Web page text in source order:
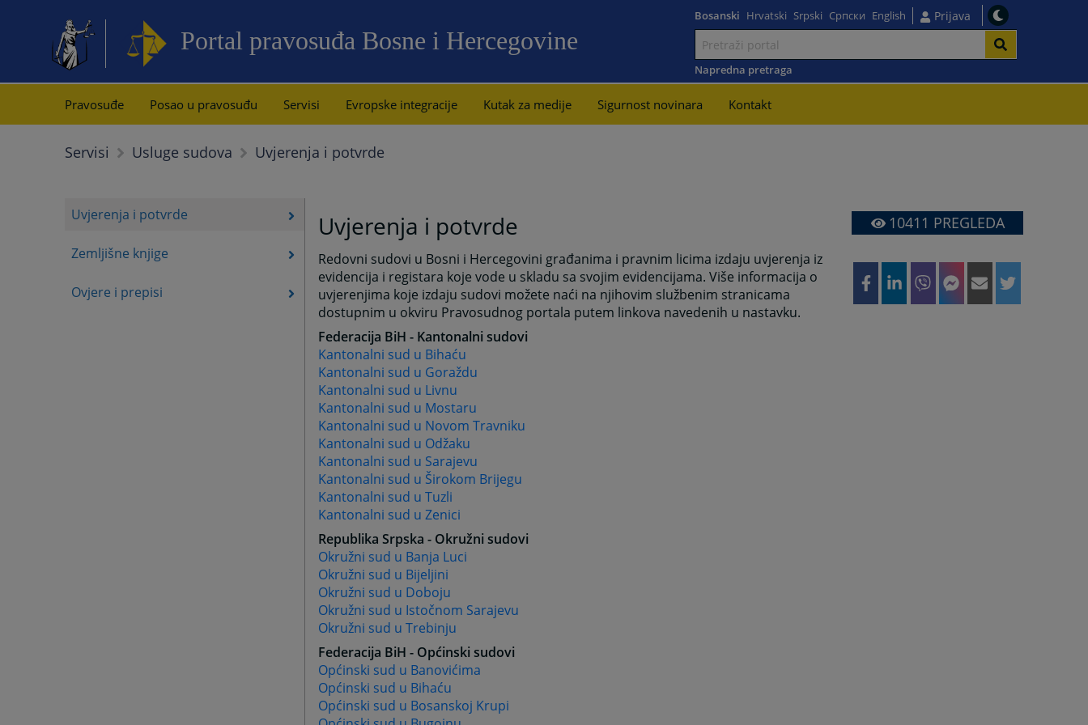
Portal pravosuđa Bosne i Hercegovine
sadržaj
Bosanski Hrvatski Srpski Српски English Prijava
Napredna pretraga
Pravosuđe Posao u pravosuđu Servisi Evropske integracije Kutak za medije Sigurnost novinara Kontakt
Servisi Usluge sudova Uvjerenja i potvrde
Uvjerenja i potvrde
Zemljišne knjige
Ovjere i prepisi
Uvjerenja i potvrde
Redovni sudovi u Bosni i Hercegovini građanima i pravnim licima izdaju uvjerenja iz
evidencija i registara koje vode u skladu sa svojim evidencijama. Više informacija o
uvjerenjima koje izdaju sudovi možete naći na njihovim službenim stranicama
dostupnim u okviru Pravosudnog portala putem linkova navedenih u nastavku.
Federacija BiH - Kantonalni sudovi
Kantonalni sud u Bihaću
Kantonalni sud u Goraždu
Kantonalni sud u Livnu
Kantonalni sud u Mostaru
Kantonalni sud u Novom Travniku
Kantonalni sud u Odžaku
Kantonalni sud u Sarajevu
Kantonalni sud u Širokom Brijegu
Kantonalni sud u Tuzli
Kantonalni sud u Zenici
Republika Srpska - Okružni sudovi
Okružni sud u Banja Luci
Okružni sud u Bijeljini
Okružni sud u Doboju
Okružni sud u Istočnom Sarajevu
Okružni sud u Trebinju
Federacija BiH - Općinski sudovi
Općinski sud u Banovićima
Općinski sud u Bihaću
Općinski sud u Bosanskoj Krupi
10411 PREGLEDA